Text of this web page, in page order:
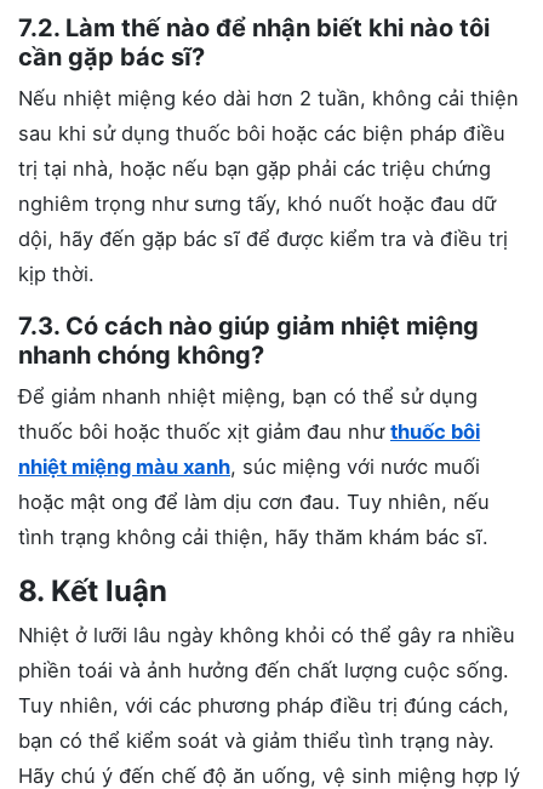
7.2. Làm thế nào để nhận biết khi nào tôi
cần gặp bác sĩ?
Nếu nhiệt miệng kéo dài hơn 2 tuần, không cải thiện
sau khi sử dụng thuốc bôi hoặc các biện pháp điều
trị tại nhà, hoặc nếu bạn gặp phải các triệu chứng
nghiêm trọng như sưng tấy, khó nuốt hoặc đau dữ
dội, hãy đến gặp bác sĩ để được kiểm tra và điều trị
kịp thời.
7.3. Có cách nào giúp giảm nhiệt miệng
nhanh chóng không?
Để giảm nhanh nhiệt miệng, bạn có thể sử dụng
thuốc bôi hoặc thuốc xịt giảm đau như thuốc bôi
nhiệt miệng màu xanh, súc miệng với nước muối
hoặc mật ong để làm dịu cơn đau. Tuy nhiên, nếu
tình trạng không cải thiện, hãy thăm khám bác sĩ.
8. Kết luận
Nhiệt ở lưỡi lâu ngày không khỏi có thể gây ra nhiều
phiền toái và ảnh hưởng đến chất lượng cuộc sống.
Tuy nhiên, với các phương pháp điều trị đúng cách,
bạn có thể kiểm soát và giảm thiểu tình trạng này.
Hãy chú ý đến chế độ ăn uống, vệ sinh miệng hợp lý